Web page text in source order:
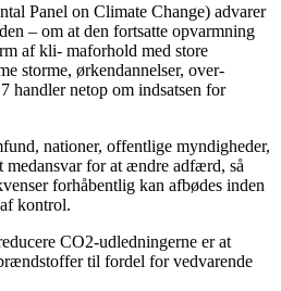
Panel on Climate Change) advarer
– om at den fortsatte opvarmning
af kli- maforhold med store
storme, ørkendannelser, over-
handler netop om indsatsen for
nationer, offentlige myndigheder,
medansvar for at ændre adfærd, så
forhåbentlig kan afbødes inden
kontrol.
CO2-udledningerne er at
til fordel for vedvarende